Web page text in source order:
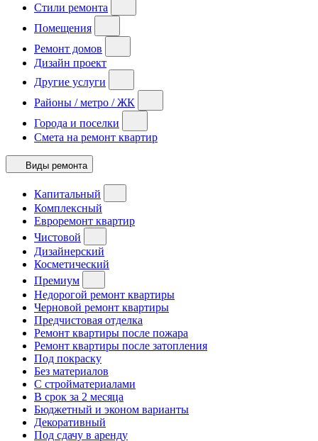
Стили ремонта
Помещения
Ремонт домов
Дизайн проект
Другие услуги
Районы / метро / ЖК
Города и поселки
Смета на ремонт квартир
Виды ремонта
Капитальный
Комплексный
Евроремонт квартир
Чистовой
Дизайнерский
Косметический
Премиум
Недорогой ремонт квартиры
Черновой ремонт квартиры
Предчистовая отделка
Ремонт квартиры после пожара
Ремонт квартиры после затопления
Под покраску
Без материалов
С стройматериалами
В срок за 2 месяца
Бюджетный и эконом варианты
Декоративный
Под сдачу в аренду